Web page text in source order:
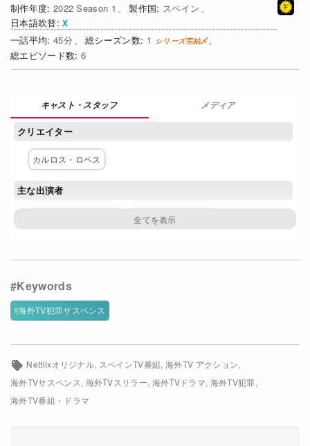
みんなの作品レビュー
Watchlist
過去の配信終了作品
Get Freaxフォーラム
2022 Season 1
スペイン
日本語吹替
45
1
6
メディア
クリエイター
カルロス・ロペス
主な出演者
ラウール・アレバロ
マリア・バスケス
海外TV犯罪サスペンス
Netflixオリジナル スペインTV番組 海外TV アクション
海外TVサスペンス 海外TVスリラー 海外TVドラマ 海外TV犯罪
海外TV番組・ドラマ